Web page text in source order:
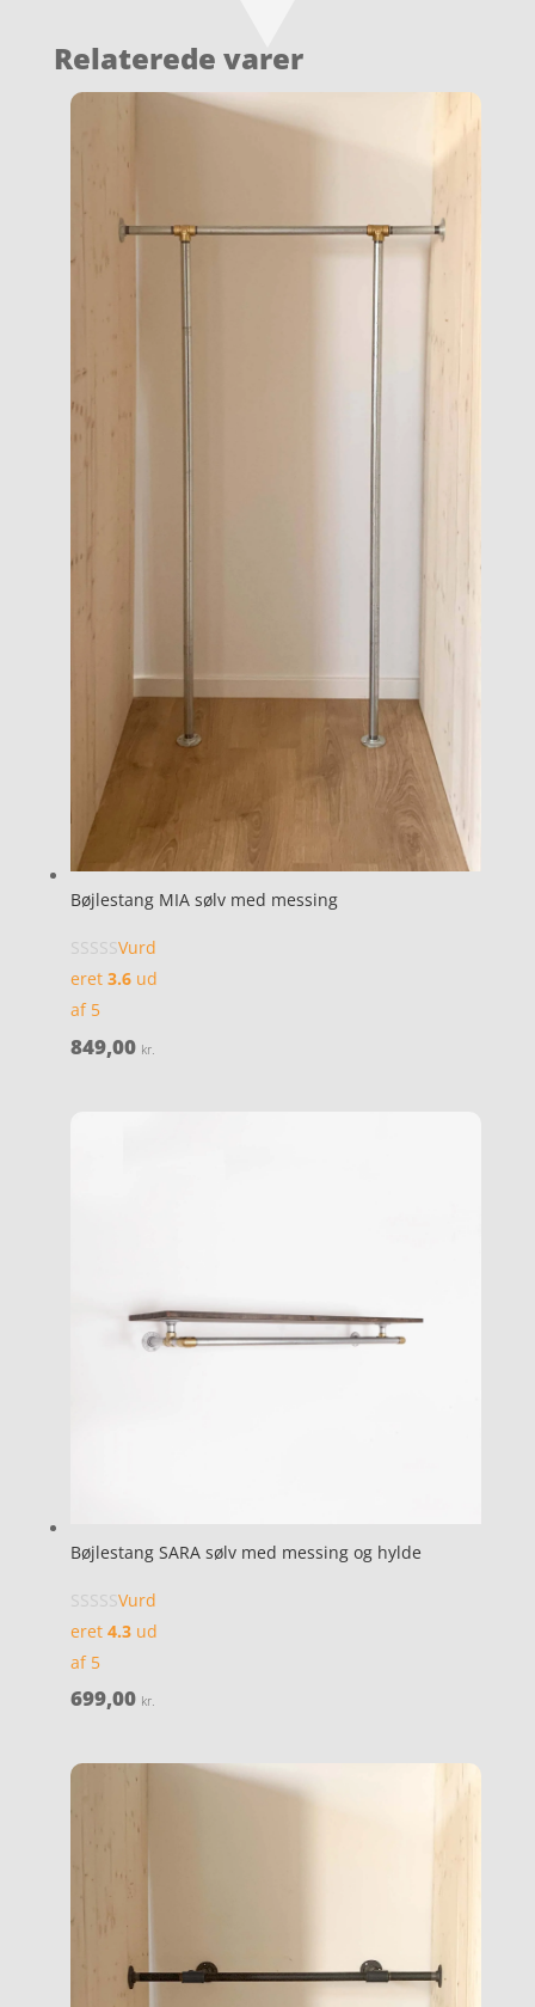
Relaterede varer
Bøjlestang MIA sølv med messing
Vurd
eret 3.6ud
af 5
849,00 kr.
Bøjlestang SARA sølv med messing og hylde
Vurd
eret 4.3ud
af 5
699,00 kr.